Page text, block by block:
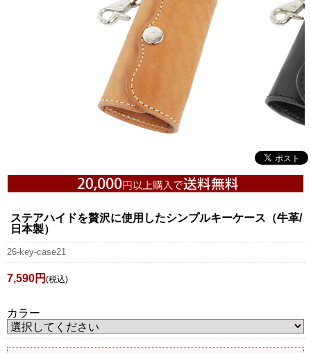
ステアハイドを贅沢に使用したシンプルキーケース（牛革/
日本製）
26-key-case21
7,590円 (税込)
カラー